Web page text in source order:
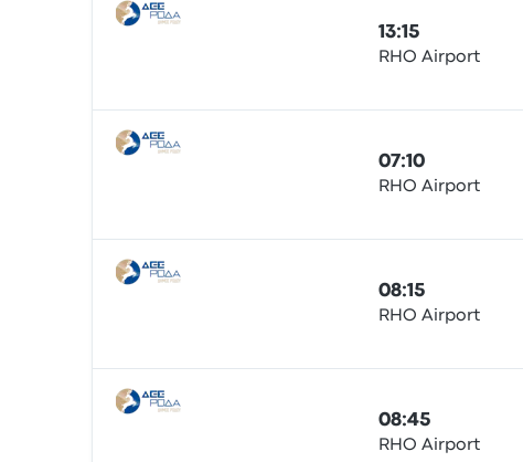
13:15
RHO Airport
07:10
RHO Airport
08:15
RHO Airport
08:45
RHO Airport